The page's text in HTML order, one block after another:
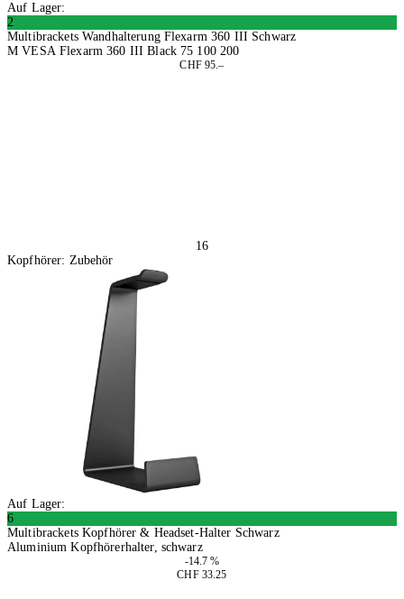
Auf Lager:
2
Multibrackets Wandhalterung Flexarm 360 III Schwarz
M VESA Flexarm 360 III Black 75 100 200
CHF 95.–
16
Kopfhörer: Zubehör
Auf Lager:
6
Multibrackets Kopfhörer & Headset-Halter Schwarz
Aluminium Kopfhörerhalter, schwarz
-14.7 %
CHF 33.25